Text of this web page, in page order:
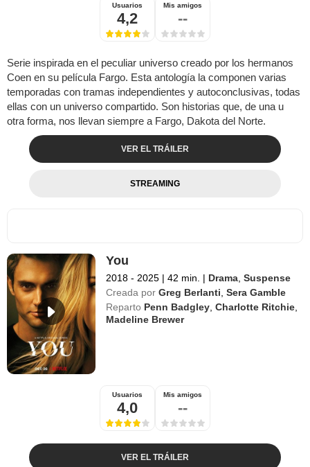
Usuarios
4,2
Mis amigos
--
Serie inspirada en el peculiar universo creado por los hermanos
Coen en su película Fargo. Esta antología la componen varias
temporadas con tramas independientes y autoconclusivas, todas
ellas con un universo compartido. Son historias que, de una u
otra forma, nos llevan siempre a Fargo, Dakota del Norte.
VER EL TRÁILER
STREAMING
You
2018 - 2025 | 42 min. | Drama ,Suspense
Creada por Greg Berlanti ,Sera Gamble
Reparto Penn Badgley ,Charlotte Ritchie
Madeline Brewer
Usuarios
4,0
Mis amigos
--
VER EL TRÁILER